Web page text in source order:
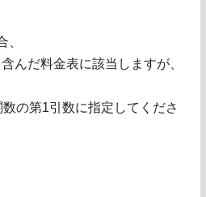
、
んだ料金表に該当しますが、
の第1引数に指定してくださ